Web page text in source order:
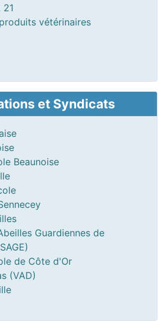
21
vétérinaires
et Syndicats
Beaunoise
Guardiennes de
de Côte d'Or
(VAD)